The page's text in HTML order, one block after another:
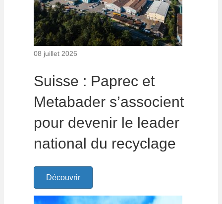
08 juillet 2026
Suisse : Paprec et
Metabader s’associent
pour devenir le leader
national du recyclage
Découvrir